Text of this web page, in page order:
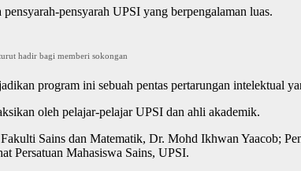
pensyarah UPSI yang berpengalaman luas.
hadir bagi memberi sokongan
program ini sebuah pentas pertarungan intelektual
oleh pelajar-pelajar UPSI dan ahli akademik.
Sains dan Matematik, Dr. Mohd Ikhwan Yaacob;
Persatuan Mahasiswa Sains, UPSI.